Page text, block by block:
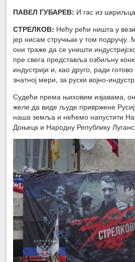
ПАВЕЛ ГУБАРЕВ: И гас из
СТРЕЛКОВ: Нећу рећи ништа у
јер нисам стручњак у том подручју.
они траже да се уништи
пре свега представља озбиљну
индустрији и, као друго, ради
знатној мери, за руски војно-
Судећи према њиховим изјавама,
желе да виде људе привржене
наша земља и нећемо напустити
Доњецк и Народну Републику